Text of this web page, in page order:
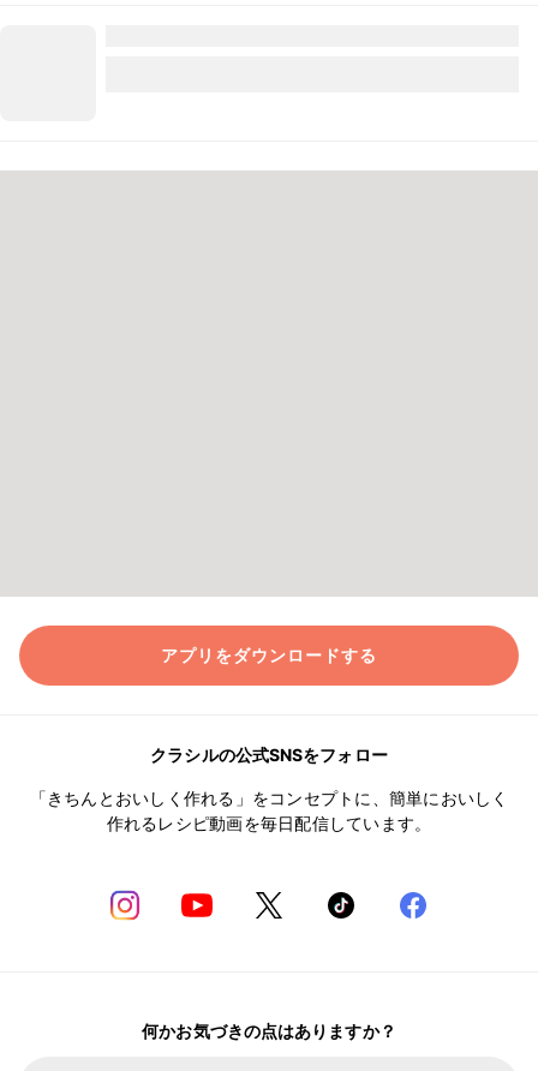
アプリをダウンロードする
クラシルの公式SNSをフォロー
「きちんとおいしく作れる」をコンセプトに、簡単においしく
作れるレシピ動画を毎日配信しています。
何かお気づきの点はありますか？